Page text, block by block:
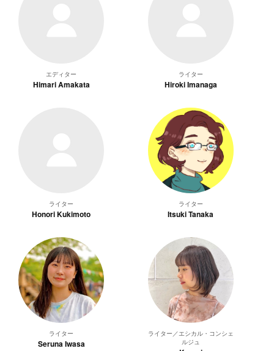
エディター
Himari Amakata
ライター
Hiroki Imanaga
ライター
Honori Kukimoto
ライター
Itsuki Tanaka
ライター
Seruna Iwasa
ライター／エシカル・コンシェ
ルジュ